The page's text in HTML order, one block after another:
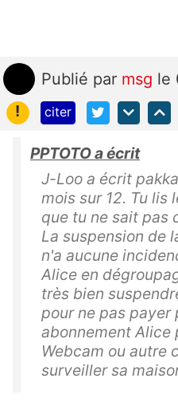
Publié par msg le
!
citer
PPTOTO a écrit
J-Loo a écrit
mois sur 12. Tu lis
que tu ne sait pas
La suspension de
n'a aucune
Alice en
très bien
pour ne pas payer
abonnement Alice
Webcam ou autre
surveiller sa